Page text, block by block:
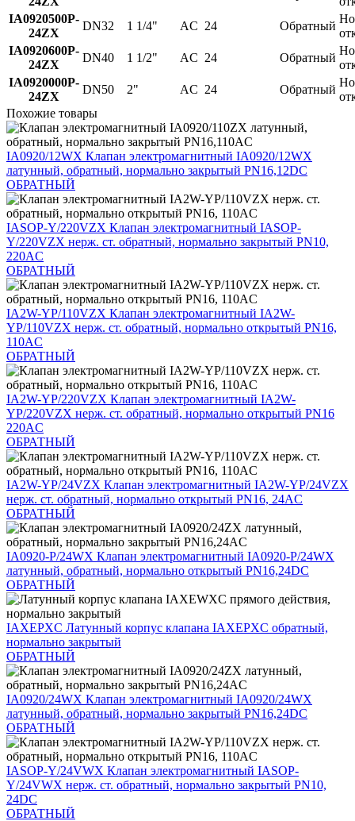
IA0920500P-
24ZX
DN32 1 1/4" AC 24 Обратный
IA0920600P-
24ZX
DN40 1 1/2" AC 24 Обратный
IA0920000P-
24ZX
DN50 2" AC 24 Обратный
Похожие товары
IA0920/12WX Клапан электромагнитный IA0920/12WX
латунный, обратный, нормально закрытый PN16,12DC
ОБРАТНЫЙ
IASOP-Y/220VZX Клапан электромагнитный IASOP-
Y/220VZX нерж. ст. обратный, нормально закрытый PN10,
220AC
ОБРАТНЫЙ
IA2W-YP/110VZX Клапан электромагнитный IA2W-
YP/110VZX нерж. ст. обратный, нормально открытый PN16,
110AC
ОБРАТНЫЙ
IA2W-YP/220VZX Клапан электромагнитный IA2W-
YP/220VZX нерж. ст. обратный, нормально открытый PN16
220AC
ОБРАТНЫЙ
IA2W-YP/24VZX Клапан электромагнитный IA2W-YP/24VZX
нерж. ст. обратный, нормально открытый PN16, 24AC
ОБРАТНЫЙ
IA0920-P/24WX Клапан электромагнитный IA0920-P/24WX
латунный, обратный, нормально открытый PN16,24DC
ОБРАТНЫЙ
IAXEPXС Латунный корпус клапана IAXEPXС обратный,
нормально закрытый
ОБРАТНЫЙ
IA0920/24WX Клапан электромагнитный IA0920/24WX
латунный, обратный, нормально закрытый PN16,24DC
ОБРАТНЫЙ
IASOP-Y/24VWX Клапан электромагнитный IASOP-
Y/24VWX нерж. ст. обратный, нормально закрытый PN10,
24DC
ОБРАТНЫЙ